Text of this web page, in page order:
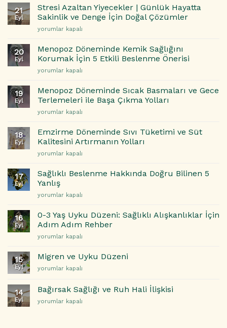
ve
Zihin:
Mikrobiyomun
Ruh
Etkisi
için
21
Eyl
Stresi Azaltan Yiyecekler | Günlük Hayatta
Sakinlik ve Denge İçin Doğal Çözümler
Stresi
Yiyecekler
Günlük
Hayatta
ve
Denge
Doğal
için
yorumlar kapalı
20
Eyl
Menopoz Döneminde Kemik Sağlığını
Korumak İçin 5 Etkili Beslenme Önerisi
Menopoz
Kemik
Sağlığını
Korumak
İçin
Etkili
Beslenme
için
yorumlar kapalı
19
Eyl
Menopoz Döneminde Sıcak Basmaları ve Gece
Terlemeleri ile Başa Çıkma Yolları
Menopoz
Sıcak
Basmaları
ve
Gece
ile
Başa
Yolları
yorumlar kapalı
18
Eyl
Emzirme Döneminde Sıvı Tüketimi ve Süt
Kalitesini Artırmanın Yolları
Emzirme
Sıvı
Tüketimi
ve
Süt
Artırmanın
Yolları
yorumlar kapalı
17
Eyl
Sağlıklı Beslenme Hakkında Doğru Bilinen 5
Yanlış
Sağlıklı
Hakkında
Doğru
Bilinen
5
için
yorumlar kapalı
16
Eyl
0-3 Yaş Uyku Düzeni: Sağlıklı Alışkanlıklar İçin
Adım Adım Rehber
0-
Yaş
Uyku
Düzeni:
Alışkanlıklar
Adım
yorumlar kapalı
15
Eyl
Migren ve Uyku Düzeni
Migren
Uyku
Düzeni
için
yorumlar kapalı
14
Eyl
Bağırsak Sağlığı ve Ruh Hali İlişkisi
Bağırsak
yorumlar kapalı